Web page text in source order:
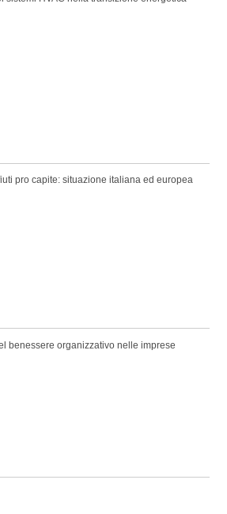
pro capite: situazione italiana ed europea
benessere organizzativo nelle imprese